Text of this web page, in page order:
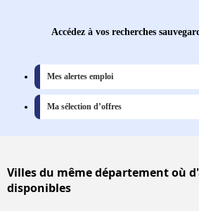
Accédez à vos recherches
Mes alertes emploi
Ma sélection d’offres
Villesdu même département où
disponibles